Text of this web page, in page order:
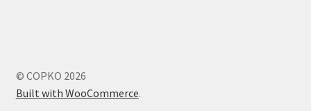
© COPKO 2026
Built with WooCommerce.